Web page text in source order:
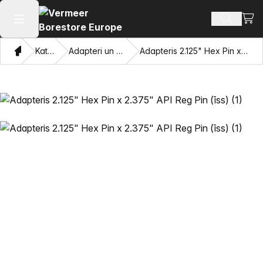
Atvērt galveno izvēlni Meklēt
MājasKatalogu Adapteri un velkamās acis Adapteris 2.125" Hex Pin x 2.375" API Reg Pin (īss)